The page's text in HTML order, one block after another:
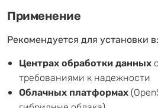
Применение
Рекомендуется для установки в:
Центрах обработки данных
требованиями к надежности
Облачных платформах